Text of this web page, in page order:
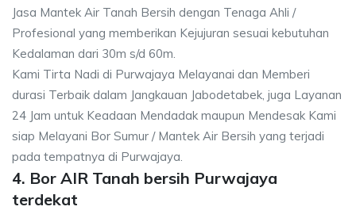
Jasa Mantek Air Tanah Bersih dengan Tenaga Ahli /
Profesional yang memberikan Kejujuran sesuai kebutuhan
Kedalaman dari 30m s/d 60m.
Kami Tirta Nadi di Purwajaya Melayanai dan Memberi
durasi Terbaik dalam Jangkauan Jabodetabek, juga Layanan
24 Jam untuk Keadaan Mendadak maupun Mendesak Kami
siap Melayani Bor Sumur / Mantek Air Bersih yang terjadi
pada tempatnya di Purwajaya.
4. Bor AIR Tanah bersih Purwajaya
terdekat